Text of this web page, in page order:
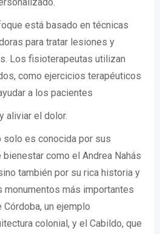
está basado en técnicas
para tratar lesiones y
Los fisioterapeutas utilizan
como ejercicios terapéuticos
a los pacientes
aliviar el dolor.
solo es conocida por sus
como el Andrea Nahás
también por su rica historia y
monumentos más importantes
Córdoba, un ejemplo
colonial, y el Cabildo, que